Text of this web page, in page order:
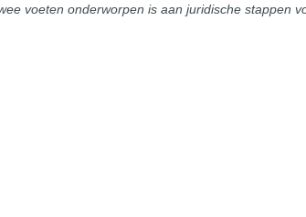
voeten onderworpen is aan juridische stappen